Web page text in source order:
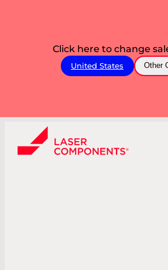
Click here to change
United States Other